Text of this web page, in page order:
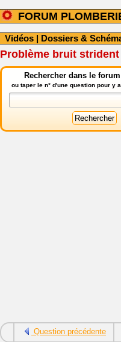
FORUM
Vidéos | Dossiers &
Problème bruit
Rechercher dans le
ou taper le n° d'une question pour y
Question précédente